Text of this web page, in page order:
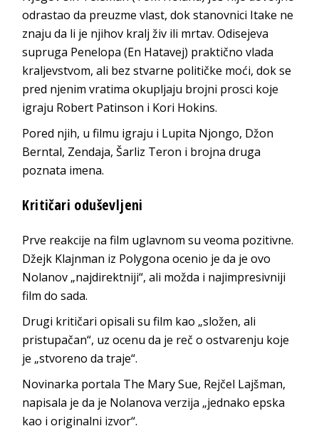
odrastao da preuzme vlast, dok stanovnici Itake ne
znaju da li je njihov kralj živ ili mrtav. Odisejeva
supruga Penelopa (En Hatavej) praktično vlada
kraljevstvom, ali bez stvarne političke moći, dok se
pred njenim vratima okupljaju brojni prosci koje
igraju Robert Patinson i Kori Hokins.
Pored njih, u filmu igraju i Lupita Njongo, Džon
Berntal, Zendaja, Šarliz Teron i brojna druga
poznata imena.
Kritičari oduševljeni
Prve reakcije na film uglavnom su veoma pozitivne.
Džejk Klajnman iz Polygona ocenio je da je ovo
Nolanov „najdirektniji“, ali možda i najimpresivniji
film do sada.
Drugi kritičari opisali su film kao „složen, ali
pristupačan“, uz ocenu da je reč o ostvarenju koje
je „stvoreno da traje“.
Novinarka portala The Mary Sue, Rejčel Lajšman,
napisala je da je Nolanova verzija „jednako epska
kao i originalni izvor“.